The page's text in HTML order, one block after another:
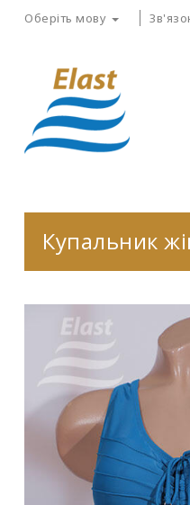
Оберіть мову
Купальник